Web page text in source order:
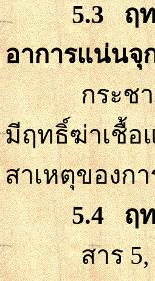
5.3ฤท
อาการแน่นจุ
กระชา
มีฤทธิ์ฆ่าเชื้อ
สาเหตุของก
5.4ฤท
สาร